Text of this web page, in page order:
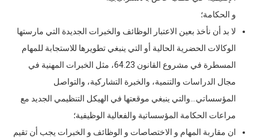
و الحكامة؛
لا بد أن نأخذ بعين الاعتبار الوظائف والخبرات الجديدة التي مارستها
الوكالات الحضرية الحالية أو التي ينبغي تطويرها للاستجابة للمهام
المسطرة في مشروع القانون 64.23، مثل الخبرات المهنية في
مجال الدراسات والتنمية، والخبرة التشاركية، والتواصل
المؤسساتي…والتي ينبغي موقعتها في الهيكل التنظيمي الجديد مع
مراعات الحكامة المؤسساتية والفعالية الوظيفية؛
ان مقاربة المهام و الاختصاصات و الوظائف و الخبرات يجب أن تقيم